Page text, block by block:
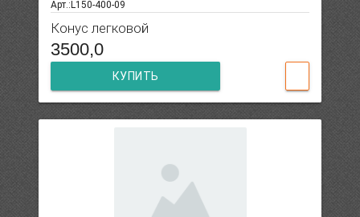
Арт.:L150-400-09
Конус легковой
3500,0
КУПИТЬ